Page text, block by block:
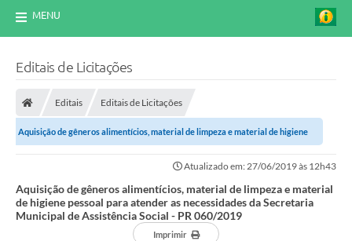
MENU
Editais de Licitações
Editais Editais de Licitações
Aquisição de gêneros alimentícios, material de limpeza e material de higiene
Atualizado em: 27/06/2019 às 12h43
Aquisição de gêneros alimentícios, material de limpeza e material
de higiene pessoal para atender as necessidades da Secretaria
Municipal de Assistência Social - PR 060/2019
Imprimir